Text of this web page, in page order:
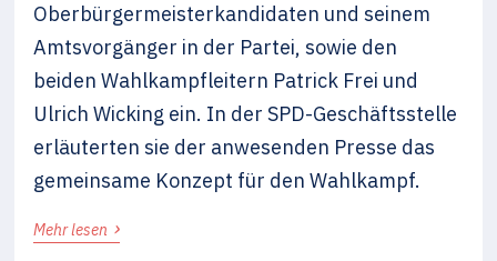
Oberbürgermeisterkandidaten und seinem
Amtsvorgänger in der Partei, sowie den
beiden Wahlkampfleitern Patrick Frei und
Ulrich Wicking ein. In der SPD-Geschäftsstelle
erläuterten sie der anwesenden Presse das
gemeinsame Konzept für den Wahlkampf.
Mehr lesen ›